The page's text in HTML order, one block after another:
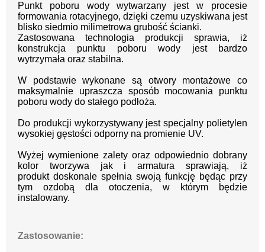
Punkt poboru wody wytwarzany jest w procesie
formowania rotacyjnego, dzięki czemu uzyskiwana jest
blisko siedmio milimetrowa grubość ścianki.
Zastosowana technologia produkcji sprawia, iż
konstrukcja punktu poboruwody jest bardzo
wytrzymała oraz stabilna.
W podstawie wykonane są otwory montażowe co
maksymalnie upraszcza sposób mocowania punktu
poboru wody do stałego podłoża.
Do produkcji wykorzystywany jest specjalny polietylen
wysokiej gęstości odporny na promienie UV.
Wyżej wymienione zalety oraz odpowiednio dobrany
kolor tworzywa jak iarmatura sprawiają, iż
produktdoskonale spełnia swoją funkcję będąc przy
tym ozdobą dla otoczenia, w którym będzie
instalowany.
Zastosowanie: